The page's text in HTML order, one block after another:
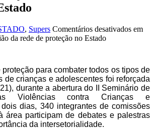
, Supers Comentários desativados em
da rede de proteção no Estado
para combater todos os tipos de
de crianças e adolescentes foi reforçada
durante a abertura do II Seminário de
às Violências contra Crianças e
dias, 340 integrantes de comissões
área participam de debates e palestras
da intersetorialidade.